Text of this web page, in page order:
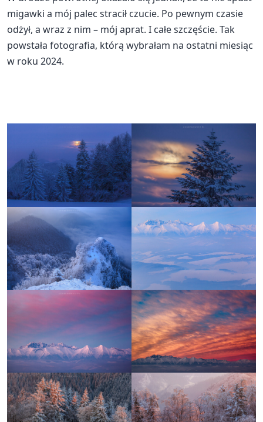
migawki a mój palec stracił czucie. Po pewnym czasie
odżył, a wraz z nim – mój aprat. I całe szczęście. Tak
powstała fotografia, którą wybrałam na ostatni miesiąc
w roku 2024.